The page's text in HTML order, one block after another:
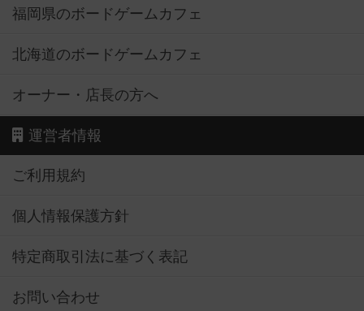
福岡県のボードゲームカフェ
北海道のボードゲームカフェ
オーナー・店長の方へ
運営者情報
ご利用規約
個人情報保護方針
特定商取引法に基づく表記
お問い合わせ